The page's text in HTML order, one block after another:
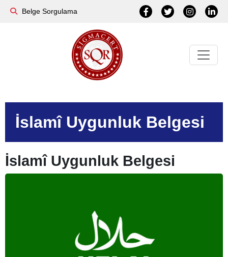
Belge Sorgulama
İslamî Uygunluk Belgesi
İslamî Uygunluk Belgesi